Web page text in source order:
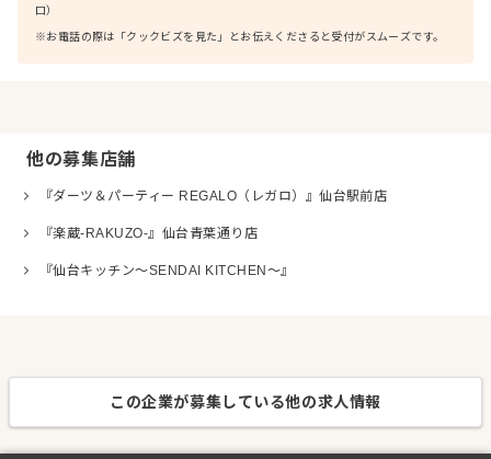
口）
※お電話の際は「クックビズを見た」とお伝えくださると受付がスムーズです。
他の募集店舗
『ダーツ＆パーティー REGALO（レガロ）』仙台駅前店
『楽蔵‐RAKUZO‐』仙台青葉通り店
『仙台キッチン～SENDAI KITCHEN～』
この企業が募集している他の求人情報